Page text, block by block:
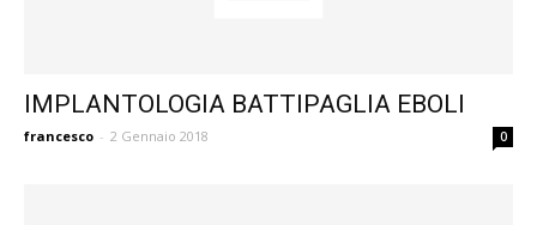
IMPLANTOLOGIA BATTIPAGLIA EBOLI
francesco - 2 Gennaio 2018 0